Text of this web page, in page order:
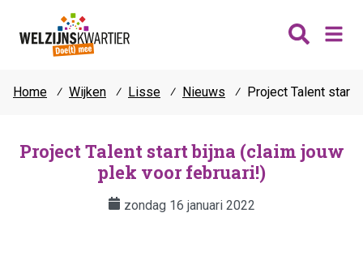
Katwijk
Noordwijk
Thema's
Contact
Home ⁄ Wijken ⁄ Lisse ⁄ Nieuws ⁄ Project Talent start
Project Talent start bijna (claim jouw
plek voor februari!)
zondag 16 januari 2022